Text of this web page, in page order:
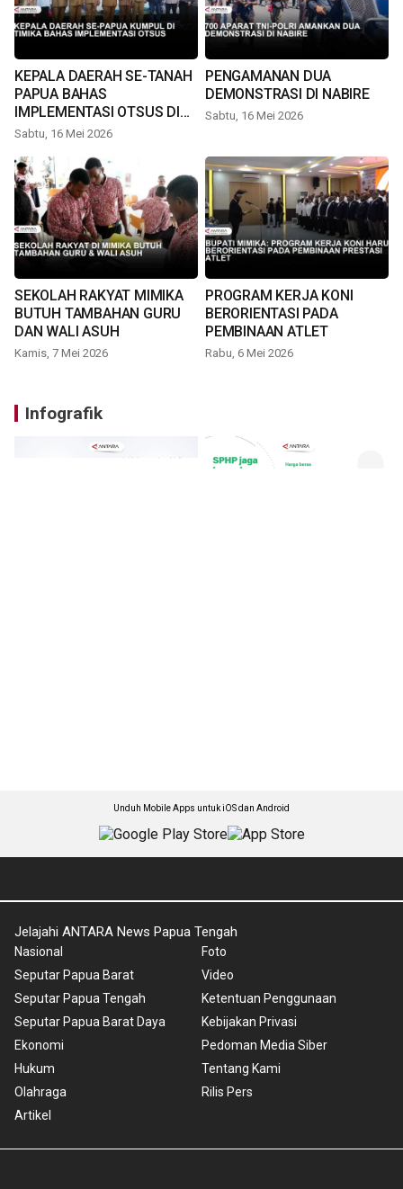
KEPALA DAERAH SE-TANAH
PAPUA BAHAS
IMPLEMENTASI OTSUS DI
TIMIKA
Sabtu, 16 Mei 2026
PENGAMANAN DUA
DEMONSTRASI DI NABIRE
Sabtu, 16 Mei 2026
SEKOLAH RAKYAT MIMIKA
BUTUH TAMBAHAN GURU
DAN WALI ASUH
Kamis, 7 Mei 2026
PROGRAM KERJA KONI
BERORIENTASI PADA
PEMBINAAN ATLET
Rabu, 6 Mei 2026
Infografik
Unduh Mobile Apps untuk iOS dan Android
Jelajahi ANTARA News Papua Tengah
Nasional
Seputar Papua Barat
Seputar Papua Tengah
Seputar Papua Barat Daya
Ekonomi
Hukum
Olahraga
Artikel
Foto
Video
Ketentuan Penggunaan
Kebijakan Privasi
Pedoman Media Siber
Tentang Kami
Rilis Pers